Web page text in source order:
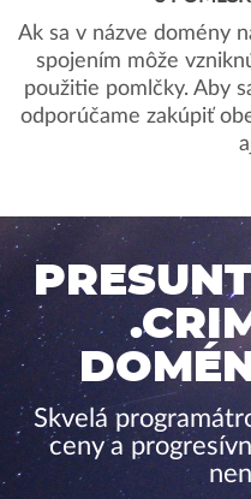
Ak sa v názve domény
spojením môže
použitie pomlčky. Aby
odporúčame zakúpiť
Skvelá
ceny a